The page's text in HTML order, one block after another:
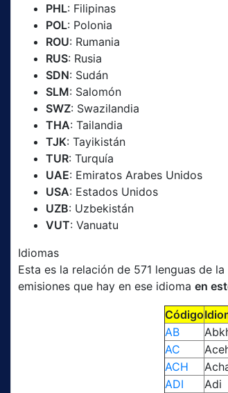
PHL: Filipinas
POL: Polonia
ROU: Rumania
RUS: Rusia
SDN: Sudán
SLM: Salomón
SWZ: Swazilandia
THA: Tailandia
TJK: Tayikistán
TUR: Turquía
UAE: Emiratos Arabes Unidos
USA: Estados Unidos
UZB: Uzbekistán
VUT: Vanuatu
Idiomas
Esta es la relación de 571 lenguas de
emisiones que hay en ese idioma en
Código
AB
AC
ACH
ADI
Adi